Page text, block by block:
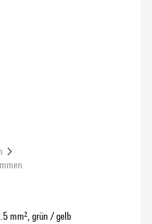
mm², grün / gelb